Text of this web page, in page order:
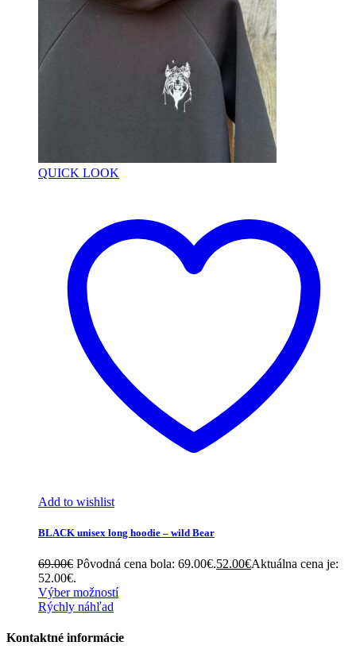
QUICK LOOK
Add to wishlist
BLACK unisex long hoodie – wild Bear
69.00€ Pôvodná cena bola: 69.00€.52.00€Aktuálna cena je:
52.00€.
Výber možností
Rýchly náhľad
Kontaktné informácie